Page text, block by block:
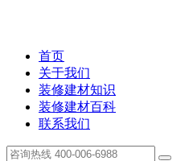
首页
关于我们
装修建材知识
装修建材百科
联系我们